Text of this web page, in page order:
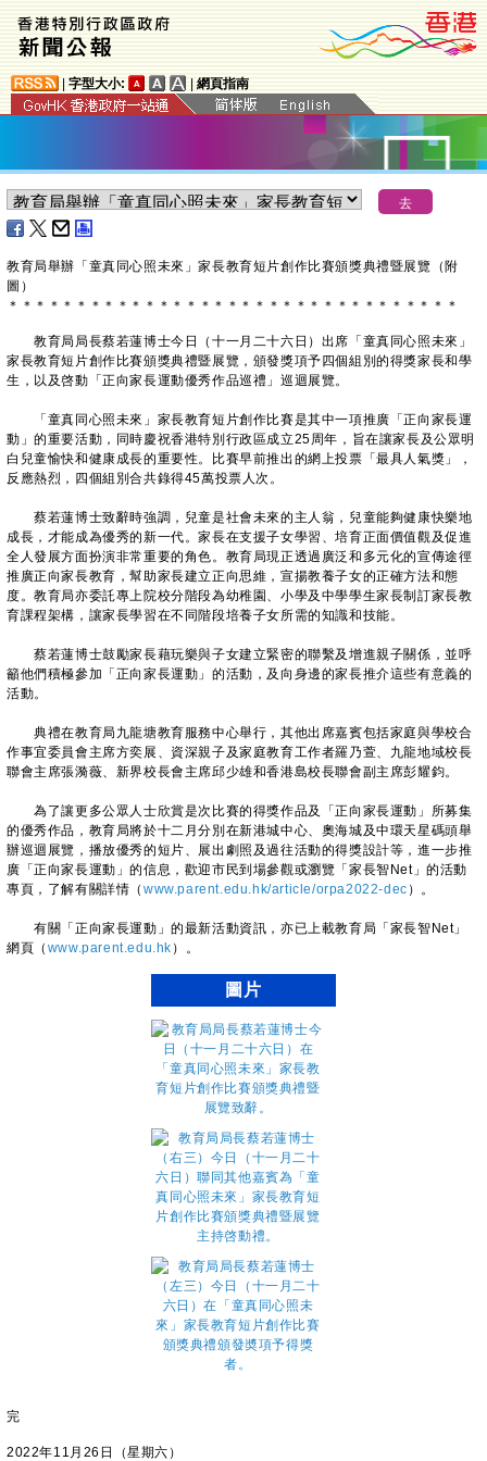
字型大小: 網頁指南
教育局舉辦「童真同心照未來」家長教育短片創作比賽頒獎典禮暨展覽（附
圖）
＊ ＊ ＊ ＊ ＊ ＊ ＊ ＊ ＊ ＊ ＊ ＊ ＊ ＊ ＊ ＊ ＊ ＊ ＊ ＊ ＊ ＊ ＊ ＊ ＊ ＊ ＊ ＊ ＊ ＊ ＊ ＊ ＊
教育局局長蔡若蓮博士今日（十一月二十六日）出席「童真同心照未來」
家長教育短片創作比賽頒獎典禮暨展覽，頒發獎項予四個組別的得獎家長和學
生，以及啓動「正向家長運動優秀作品巡禮」巡迴展覽。
「童真同心照未來」家長教育短片創作比賽是其中一項推廣「正向家長運
動」的重要活動，同時慶祝香港特別行政區成立25周年，旨在讓家長及公眾明
白兒童愉快和健康成長的重要性。比賽早前推出的網上投票「最具人氣獎」，
反應熱烈，四個組別合共錄得45萬投票人次。
蔡若蓮博士致辭時強調，兒童是社會未來的主人翁，兒童能夠健康快樂地
成長，才能成為優秀的新一代。家長在支援子女學習、培育正面價值觀及促進
全人發展方面扮演非常重要的角色。教育局現正透過廣泛和多元化的宣傳途徑
推廣正向家長教育，幫助家長建立正向思維，宣揚教養子女的正確方法和態
度。教育局亦委託專上院校分階段為幼稚園、小學及中學學生家長制訂家長教
育課程架構，讓家長學習在不同階段培養子女所需的知識和技能。
蔡若蓮博士鼓勵家長藉玩樂與子女建立緊密的聯繫及增進親子關係，並呼
籲他們積極參加「正向家長運動」的活動，及向身邊的家長推介這些有意義的
活動。
典禮在教育局九龍塘教育服務中心舉行，其他出席嘉賓包括家庭與學校合
作事宜委員會主席方奕展、資深親子及家庭教育工作者羅乃萱、九龍地域校長
聯會主席張漪薇、新界校長會主席邱少雄和香港島校長聯會副主席彭耀鈞。
為了讓更多公眾人士欣賞是次比賽的得獎作品及「正向家長運動」所募集
的優秀作品，教育局將於十二月分別在新港城中心、奧海城及中環天星碼頭舉
辦巡迴展覽，播放優秀的短片、展出劇照及過往活動的得獎設計等，進一步推
廣「正向家長運動」的信息，歡迎市民到場參觀或瀏覽「家長智Net」的活動
專頁，了解有關詳情（ www.parent.edu.hk/article/orpa2022-dec ）。
有關「正向家長運動」的最新活動資訊，亦已上載教育局「家長智Net」
網頁（ www.parent.edu.hk ）。
圖片
完
2022年11月26日（星期六）